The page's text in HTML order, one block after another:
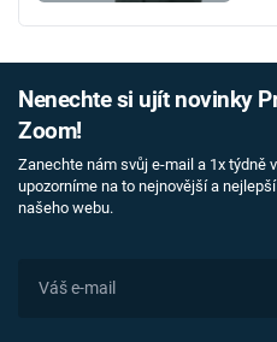
Nenechte si ujít novinky
Zoom!
Zanechte nám svůj e-mail a 1x týdně
upozorníme na to nejnovější a
našeho webu.